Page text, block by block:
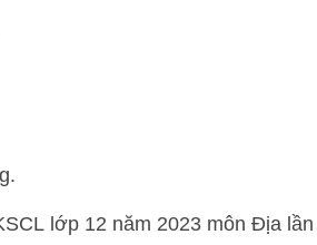
lớp 12 năm 2023 môn Địa